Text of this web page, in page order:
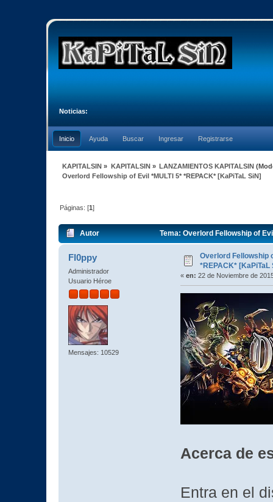
Noticias:
Inicio Ayuda Buscar Ingresar Registrarse
KAPITALSIN » KAPITALSIN» LANZAMIENTOS KAPITALSIN
Overlord Fellowship of Evil *MULTI 5* *REPACK* [KaPiTaL SiN]
Páginas: [1]
Autor Tema: Overlord Fellowship of
Fl0ppy
Administrador
Usuario Héroe
Mensajes: 10529
Overlord Fellowship
*REPACK* [KaPiTaL
« en: 22 de Noviembre de
Acerca de
Entra en el